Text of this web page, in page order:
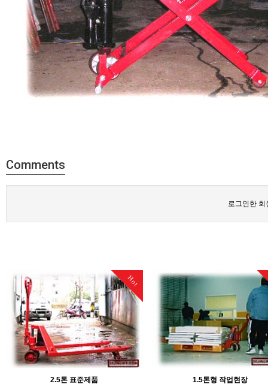
Comments
로그인한 회
Hot
2.5톤 표준제품
1.5톤형 작업현장